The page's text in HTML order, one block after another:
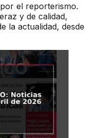
el reporterismo.
y de calidad,
la actualidad, desde